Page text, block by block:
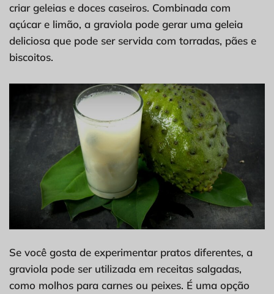
criar geleias e doces caseiros. Combinada com
açúcar e limão, a graviola pode gerar uma geleia
deliciosa que pode ser servida com torradas, pães e
biscoitos.
Se você gosta de experimentar pratos diferentes, a
graviola pode ser utilizada em receitas salgadas,
como molhos para carnes ou peixes. É uma opção